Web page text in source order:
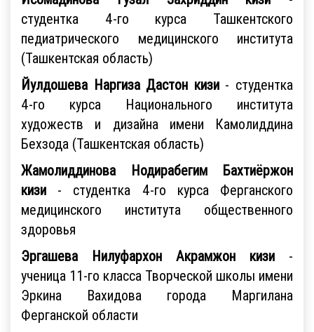
студентка 4-го курса Ташкентского
педиатрического медицинского института
(Ташкентская область)
Йулдошева Наргиза Дастон кизи- студентка
4-го курса Национального института
художеств и дизайна имени Камолиддина
Бехзода (Ташкентская область)
Жамолиддинова Нодирабегим Бахтиёржон
кизи - студентка 4-го курса Ферганского
медицинского института общественного
здоровья
Эргашева Нилуфархон Акрамжон кизи -
ученица 11-го класса Творческой школы имени
Эркина Вахидова города Маргилана
Ферганской области